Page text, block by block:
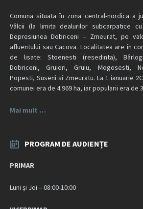
Comuna situata în zona central-nordica a
Vâlcii (la limita dealurilor subcarpatice
Depresiunea Dobriceni – Zmeurat, pe
afluentului sau Cacova. Localitatea are în
de lisate: Stoenesti (resedinta),
Dobriceni, Gruieri, Gruiu, Mogosesti,
Popesti, Suseni si Zmeuratu. La 1 ianuarie
comunei era de 4.969 ha, iar popularii era de
Mai mult …
PROGRAM DE AUDIENȚE
PRIMAR
Luni și Joi – 08:00-10:00